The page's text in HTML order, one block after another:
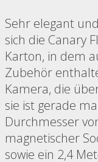
Sehr elegant
sich die Canary
Karton, in dem
Zubehör
Kamera, die
sie ist gerade
Durchmesser
magnetischer
sowie ein 2,4